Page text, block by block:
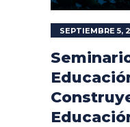
SEPTIEMBRE 5,